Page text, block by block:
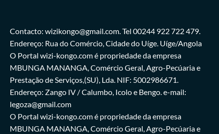
Contacto: wizikongo@gmail.com. Tel 00244 922 722 479.
Endereço: Rua do Comércio, Cidade do Uíge. Uíge/Angola
O Portal wizi-kongo.com é propriedade da empresa
MBUNGA MANANGA, Comércio Geral, Agro-Pecúaria e
Prestação de Serviços,(SU), Lda. NIF: 5002986671.
Endereço: Zango IV / Calumbo, Icolo e Bengo. e-mail:
legoza@gmail.com
O Portal wizi-kongo.com é propriedade da empresa
MBUNGA MANANGA, Comércio Geral, Agro-Pecúaria e